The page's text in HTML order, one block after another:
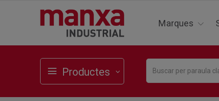
Marques
Productes